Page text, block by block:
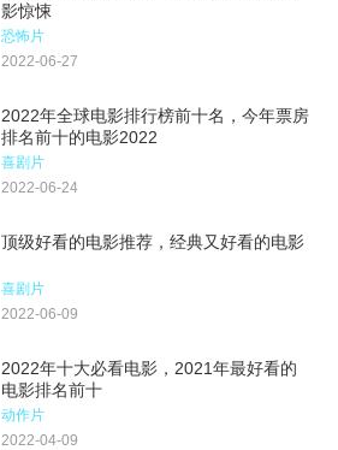
影惊悚
恐怖片
2022-06-27
2022年全球电影排行榜前十名，今年票房
排名前十的电影2022
喜剧片
2022-06-24
顶级好看的电影推荐，经典又好看的电影
喜剧片
2022-06-09
2022年十大必看电影，2021年最好看的
电影排名前十
动作片
2022-04-09